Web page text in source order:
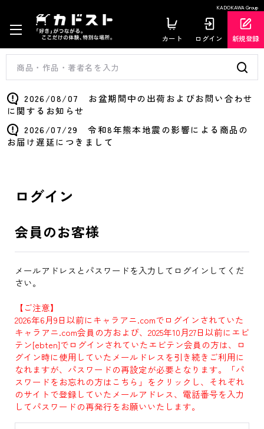
KADOKAWA Group
カート ログイン 新規登録
2026/08/07 お盆期間中の出荷およびお問い合わせ
に関するお知らせ
2026/07/29 令和8年熊本地震の影響による商品の
お届け遅延につきまして
ログイン
会員のお客様
メールアドレスとパスワードを入力してログインしてくだ
さい。
【ご注意】
2026年6月9日以前にキャラアニ.comでログインされていた
キャラアニ.com会員の方および、2025年10月27日以前にエビ
テン[ebten]でログインされていたエビテン会員の方は、ロ
グイン時に使用していたメールドレスを引き続きご利用に
なれますが、パスワードの再設定が必要となります。「パ
スワードをお忘れの方はこちら」をクリックし、それぞれ
のサイトで登録していたメールアドレス、電話番号を入力
してパスワードの再発行をお願いいたします。